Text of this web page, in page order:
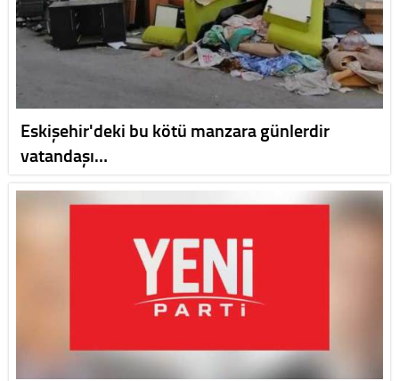
Eskişehir'deki bu kötü manzara günlerdir
vatandaşı…